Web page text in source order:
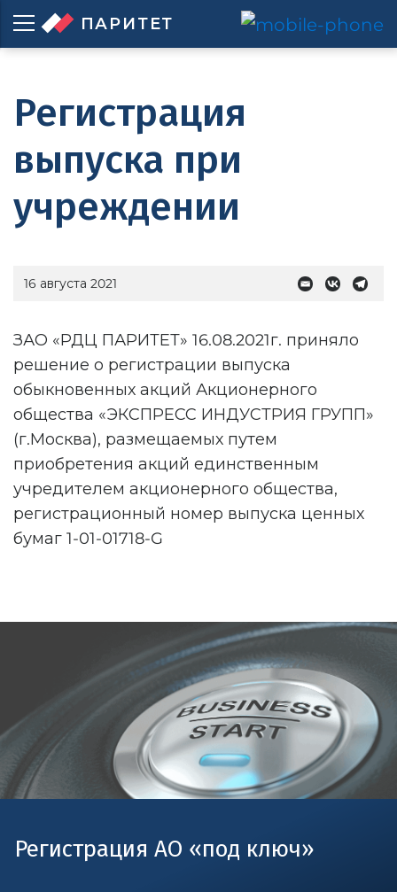
ПАРИТЕТ
Регистрация
выпуска при
учреждении
16 августа 2021
ЗАО «РДЦ ПАРИТЕТ» 16.08.2021г. приняло
решение о регистрации выпуска
обыкновенных акций Акционерного
общества «ЭКСПРЕСС ИНДУСТРИЯ ГРУПП»
(г.Москва), размещаемых путем
приобретения акций единственным
учредителем акционерного общества,
регистрационный номер выпуска ценных
бумаг 1-01-01718-G
Регистрация АО «под ключ»